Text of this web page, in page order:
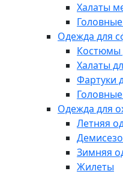
Халаты
Одежда для
Костюмы
Халаты
Фартуки
Одежда для
Летняя
Зимняя
Жилеты